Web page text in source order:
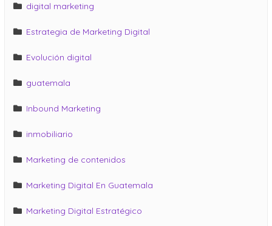
digital marketing
Estrategia de Marketing Digital
Evolución digital
guatemala
Inbound Marketing
inmobiliario
Marketing de contenidos
Marketing Digital En Guatemala
Marketing Digital Estratégico